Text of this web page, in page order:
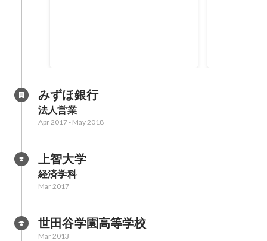
みずほ銀行
法人営業
Apr 2017- May 2018
上智大学
経済学科
Mar 2017
世田谷学園高等学校
Mar 2013